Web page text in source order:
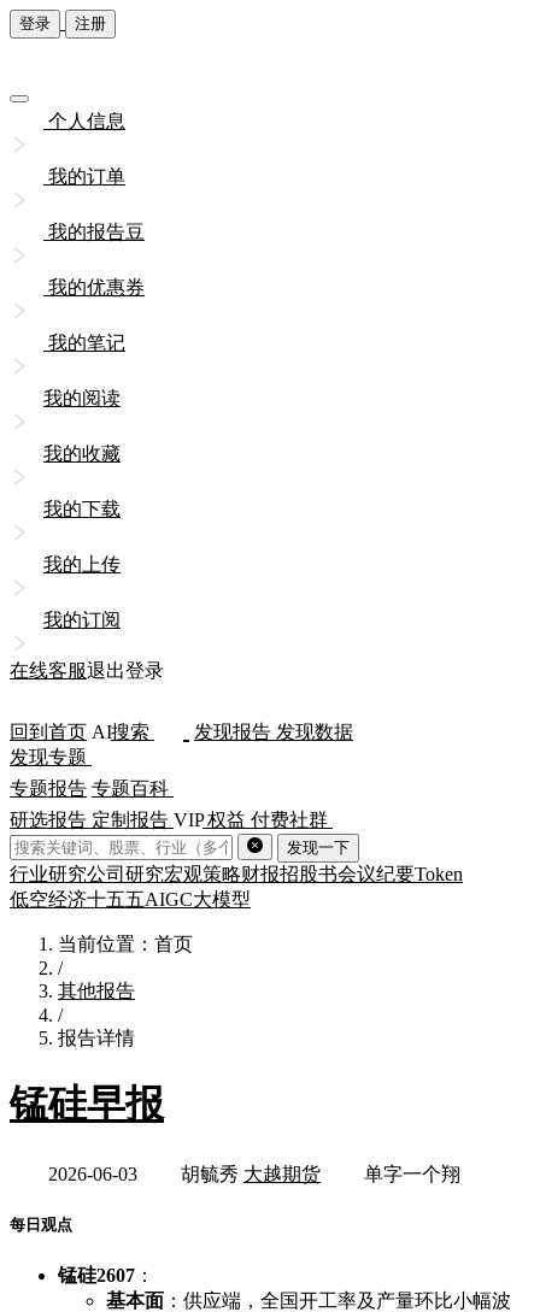
登录 注册
个人信息
我的订单
我的报告豆
我的优惠券
我的笔记
我的阅读
我的收藏
我的下载
我的上传
我的订阅
在线客服退出登录
回到首页 AI搜索 发现报告 发现数据
发现专题
专题报告 专题百科
研选报告 定制报告 VIP权益 付费社群
发现一下
行业研究公司研究宏观策略财报招股书会议纪要Token
低空经济十五五AIGC大模型
当前位置：首页
/
其他报告
/
报告详情
锰硅早报
2026-06-03 胡毓秀 大越期货 单字一个翔
每日观点
锰硅2607 ：
基本面 ：供应端，全国开工率及产量环比小幅波